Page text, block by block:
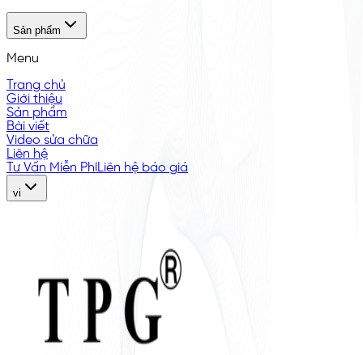
Sản phẩm
Menu
Trang chủ
Giới thiệu
Sản phẩm
Bài viết
Video sửa chữa
Liên hệ
Tư Vấn Miễn PhíLiên hệ báo giá
vi